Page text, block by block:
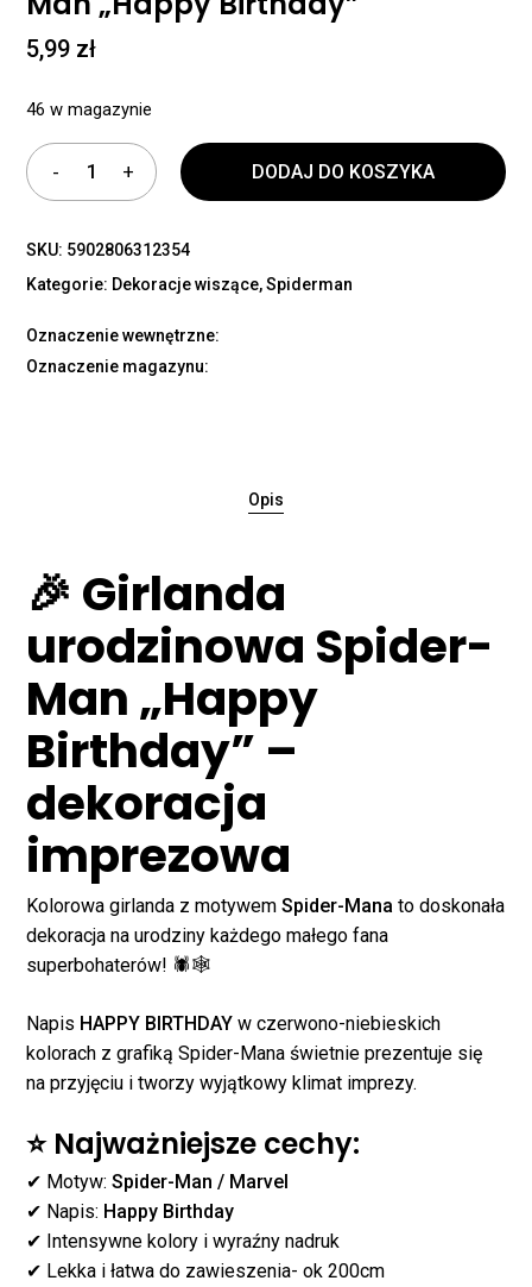
Brak produktów w
koszyku.
WRÓĆ DO SKLEPU
5,99 zł
46 w magazynie
DODAJ DO KOSZYKA
SKU: 5902806312354
Kategorie: Dekoracje wiszące,Spiderman
Oznaczenie wewnętrzne:
Oznaczenie magazynu:
Opis
🎉 Girlanda
urodzinowa Spider-
Man „Happy
Birthday” –
dekoracja
imprezowa
Kolorowa girlanda z motywemSpider-Mana to doskonała
dekoracja na urodziny każdego małego fana
superbohaterów! 🕷️🕸️
Napis HAPPY BIRTHDAY w czerwono-niebieskich
kolorach z grafiką Spider-Mana świetnie prezentuje się
na przyjęciu i tworzy wyjątkowy klimat imprezy.
⭐ Najważniejsze cechy:
✔ Motyw:Spider-Man / Marvel
✔ Napis: Happy Birthday
✔ Intensywne kolory i wyraźny nadruk
✔ Lekka i łatwa do zawieszenia- ok 200cm